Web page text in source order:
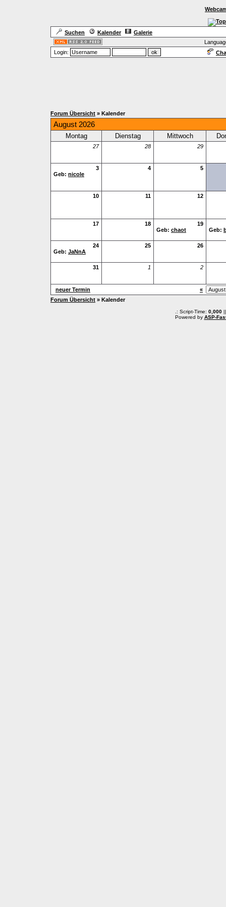
Suchen Kalender
Galerie
Login:
Forum Übersicht » Kalender
August 2026
Montag Dienstag Mittwoch
27 28 29
3
Geb: nicole
4 5
10 11 12
17 18
19
Geb: chaot Geb:
24
Geb: JaNnA
25 26
31 1 2
neuer Termin
«
Forum Übersicht » Kalender
.: Script-Time: 0,000||
Powered by ASP-